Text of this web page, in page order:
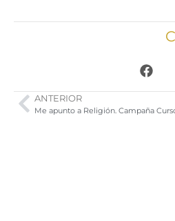
ANTERIOR
Me apunto a Religión. Campaña